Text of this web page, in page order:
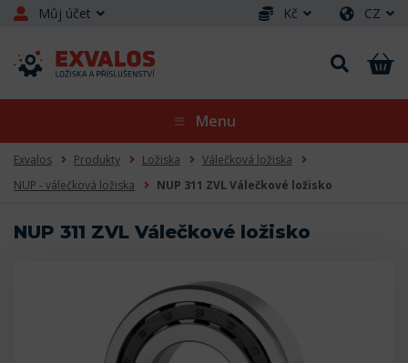
Můj účet Kč CZ
Menu
Exvalos Produkty Ložiska
Válečková ložiska
NUP - válečková ložiska
NUP 311 ZVL Válečkové ložisko
NUP 311 ZVL Válečkové ložisko